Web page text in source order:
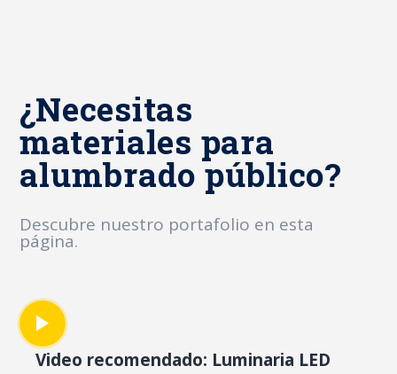
¿Necesitas
materiales para
alumbrado público?
Descubre nuestro portafolio en esta
página.
Video recomendado: Luminaria LED